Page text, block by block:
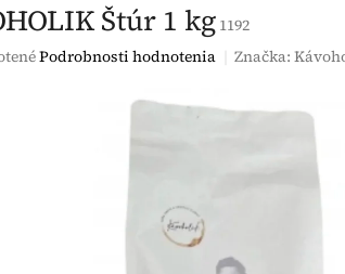
Štúr 1 kg1192
Podrobnosti hodnotenia Značka: